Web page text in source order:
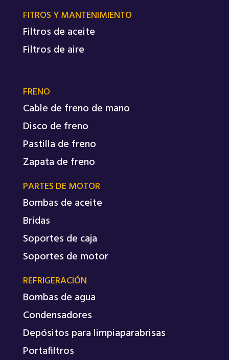
FITROS Y MANTENIMIENTO
Filtros de aceite
Filtros de aire
FRENO
Cable de freno de mano
Disco de freno
Pastilla de freno
Zapata de freno
PARTES DE MOTOR
Bombas de aceite
Bridas
Soportes de caja
Soportes de motor
REFRIGERACIÓN
Bombas de agua
Condensadores
Depósitos para limpiaparabrisas
Portafiltros